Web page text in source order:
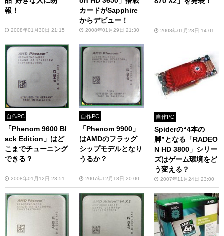
報！
2008年01月30日 21:15
カードがSapphire
からデビュー！
2008年01月29日 21:30 2008年01月28日 14:01
自作PC
「Phenom 9600 Bl
ack Edition」はど
こまでチューニング
できる？
2008年01月12日 23:51
自作PC
「Phenom 9900」
はAMDのフラッグ
シップモデルとなり
うるか？
2007年12月18日 20:00
自作PC
Spiderの“4本の
脚”となる「RADEO
N HD 3800」シリー
ズはゲーム環境をど
う変える？
2007年11月24日 23:00